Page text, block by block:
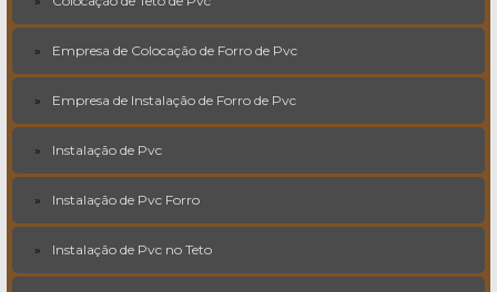
Empresa de Colocação de Forro de Pvc
Empresa de Instalação de Forro de Pvc
Instalação de Pvc
Instalação de Pvc Forro
Instalação de Pvc no Teto